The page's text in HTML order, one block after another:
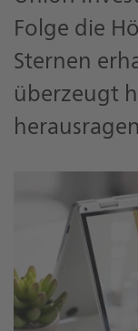
Folge die
Sternen
überzeugt